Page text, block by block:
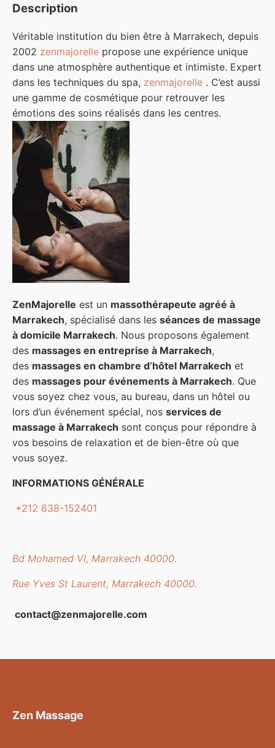
Description
Véritable institution du bien être à Marrakech, depuis
2002 zenmajorelle propose une expérience unique
dans une atmosphère authentique et intimiste. Expert
dans les techniques du spa, zenmajorelle . C’est aussi
une gamme de cosmétique pour retrouver les
émotions des soins réalisés dans les centres.
ZenMajorelle est un massothérapeute agréé à
Marrakech, spécialisé dans les séances de massage
à domicile Marrakech. Nous proposons également
des massages en entreprise à Marrakech,
des massages en chambre d’hôtel Marrakech et
des massages pour événements à Marrakech. Que
vous soyez chez vous, au bureau, dans un hôtel ou
lors d’un événement spécial, nos services de
massage à Marrakech sont conçus pour répondre à
vos besoins de relaxation et de bien-être où que
vous soyez.
INFORMATIONS GÉNÉRALE
+212 638-152401
Bd Mohamed VI, Marrakech 40000.
Rue Yves St Laurent, Marrakech 40000.
contact@zenmajorelle.com
Zen Massage